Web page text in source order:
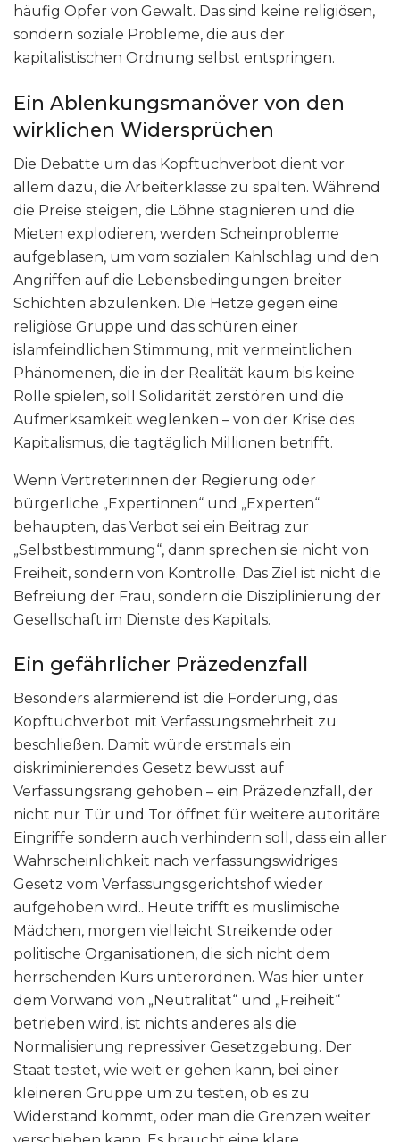
häufig Opfer von Gewalt. Das sind keine religiösen,
sondern soziale Probleme, die aus der
kapitalistischen Ordnung selbst entspringen.
Ein Ablenkungsmanöver von den
wirklichen Widersprüchen
Die Debatte um das Kopftuchverbot dient vor
allem dazu, die Arbeiterklasse zu spalten. Während
die Preise steigen, die Löhne stagnieren und die
Mieten explodieren, werden Scheinprobleme
aufgeblasen, um vom sozialen Kahlschlag und den
Angriffen auf die Lebensbedingungen breiter
Schichten abzulenken. Die Hetze gegen eine
religiöse Gruppe und das schüren einer
islamfeindlichen Stimmung, mit vermeintlichen
Phänomenen, die in der Realität kaum bis keine
Rolle spielen, soll Solidarität zerstören und die
Aufmerksamkeit weglenken – von der Krise des
Kapitalismus, die tagtäglich Millionen betrifft.
Wenn Vertreterinnen der Regierung oder
bürgerliche „Expertinnen“ und „Experten“
behaupten, das Verbot sei ein Beitrag zur
„Selbstbestimmung“, dann sprechen sie nicht von
Freiheit, sondern von Kontrolle. Das Ziel ist nicht die
Befreiung der Frau, sondern die Disziplinierung der
Gesellschaft im Dienste des Kapitals.
Ein gefährlicher Präzedenzfall
Besonders alarmierend ist die Forderung, das
Kopftuchverbot mit Verfassungsmehrheit zu
beschließen. Damit würde erstmals ein
diskriminierendes Gesetz bewusst auf
Verfassungsrang gehoben – ein Präzedenzfall, der
nicht nur Tür und Tor öffnet für weitere autoritäre
Eingriffe sondern auch verhindern soll, dass ein aller
Wahrscheinlichkeit nach verfassungswidriges
Gesetz vom Verfassungsgerichtshof wieder
aufgehoben wird.. Heute trifft es muslimische
Mädchen, morgen vielleicht Streikende oder
politische Organisationen, die sich nicht dem
herrschenden Kurs unterordnen. Was hier unter
dem Vorwand von „Neutralität“ und „Freiheit“
betrieben wird, ist nichts anderes als die
Normalisierung repressiver Gesetzgebung. Der
Staat testet, wie weit er gehen kann, bei einer
kleineren Gruppe um zu testen, ob es zu
Widerstand kommt, oder man die Grenzen weiter